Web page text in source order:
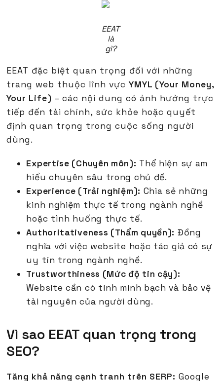
EEAT
là
gì?
EEAT đặc biệt quan trọng đối với những
trang web thuộc lĩnh vựcYMYL (Your Money,
Your Life) – các nội dung có ảnh hưởng trực
tiếp đến tài chính, sức khỏe hoặc quyết
định quan trọng trong cuộc sống người
dùng.
Expertise (Chuyên môn): Thể hiện sự am
hiểu chuyên sâu trong chủ đề.
Experience (Trải nghiệm): Chia sẻ những
kinh nghiệm thực tế trong ngành nghề
hoặc tình huống thực tế.
Authoritativeness (Thẩm quyền): Đồng
nghĩa với việc website hoặc tác giả có sự
uy tín trong ngành nghề.
Trustworthiness (Mức độ tin cậy):
Website cần có tính minh bạch và bảo vệ
tài nguyên của người dùng.
Vì sao EEAT quan trọng trong
SEO?
Tăng khả năng cạnh tranh trên SERP: Google